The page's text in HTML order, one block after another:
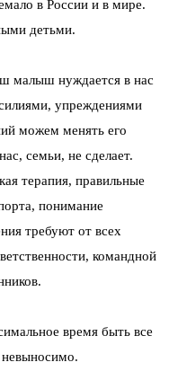
в России и в мире.
детьми.
малыш нуждается в нас
упреждениями
можем менять его
семьи, не сделает.
терапия, правильные
понимание
требуют от всех
командной
время быть все
невыносимо.